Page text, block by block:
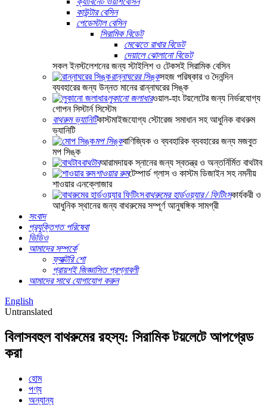
কাউন্টার বেসিন
পেডেস্টাল বেসিন
সিরামিক বিডেট
মেঝেতে রাখার বিডেট
দেয়ালে ঝোলানো বিডেট
সকল ইনস্টলেশনের জন্য স্টাইলিশ ও টেকসই সিরামিক বেসিন
রান্নাঘরের সিঙ্কসহজ পরিষ্কার ও দৈনন্দিন
ব্যবহারের জন্য উন্নত মানের রান্নাঘরের সিঙ্ক
লুকানো জলাধারওয়াল-হাং টয়লেটের জন্য নির্ভরযোগ্য
গোপন সিস্টার্ন সিস্টেম
বাথরুম ভ্যানিটিকাস্টমাইজযোগ্য স্টোরেজ সমাধান সহ আধুনিক বাথরুম
ভ্যানিটি
মপ সিঙ্কবাণিজ্যিক ও ব্যবহারিক ব্যবহারের জন্য মজবুত
মপ সিঙ্ক
বাথটাবআরামদায়ক স্নানের জন্য স্বতন্ত্র ও অন্তর্নির্মিত বাথটাব
শাওয়ার রুমটেম্পার্ড গ্লাস ও কাস্টম ডিজাইন সহ নমনীয়
শাওয়ার এনক্লোজার
বাথরুমের হার্ডওয়্যার / ফিটিংসকার্যকরী ও
আধুনিক স্থানের জন্য বাথরুমের সম্পূর্ণ আনুষঙ্গিক সামগ্রী
সংবাদ
প্রযুক্তিগত পরিষেবা
ভিডিও
আমাদের সম্পর্কে
ফ্যাক্টরি শো
প্রায়শই জিজ্ঞাসিত প্রশ্নাবলী
আমাদের সাথে যোগাযোগ করুন
English
Untranslated
বিলাসবহুল বাথরুমের রহস্য: সিরামিক টয়লেটে আপগ্রেড
করা
হোম
পণ্য
অন্যান্য